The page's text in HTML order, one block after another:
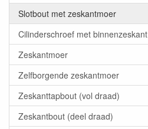
Slotbout met zeskantmoer
Cilinderschroef met binnenzeskant
Zeskantmoer
Zelfborgende zeskantmoer
Zeskanttapbout (vol draad)
Zeskantbout (deel draad)